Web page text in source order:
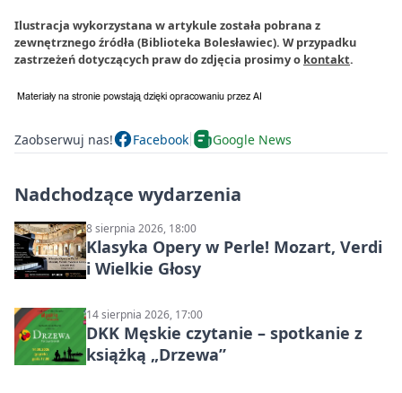
Ilustracja wykorzystana w artykule została pobrana z
zewnętrznego źródła (Biblioteka Bolesławiec). W przypadku
zastrzeżeń dotyczących praw do zdjęcia prosimy o kontakt.
Zaobserwuj nas! Facebook Google News
Nadchodzące wydarzenia
8 sierpnia 2026, 18:00
Klasyka Opery w Perle! Mozart, Verdi
i Wielkie Głosy
14 sierpnia 2026, 17:00
DKK Męskie czytanie – spotkanie z
książką „Drzewa”